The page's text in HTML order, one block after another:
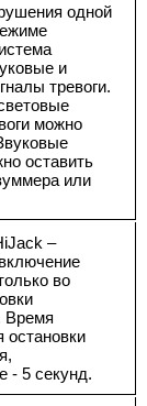
одной
и
тревоги.
можно
оставить
или
–
во
Время
остановки
- 5 секунд.